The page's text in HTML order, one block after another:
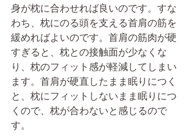
身が枕に合わせれば良いのです。すな
わち、枕にのる頭を支える首肩の筋を
緩めればよいのです。首肩の筋肉が硬
すぎると、枕との接触面が少なくな
り、枕のフィット感が軽減してしまい
ます。首肩が硬直したまま眠りにつく
と、枕にフィットしないまま眠りにつ
くので、枕が合わないと感じるので
す。